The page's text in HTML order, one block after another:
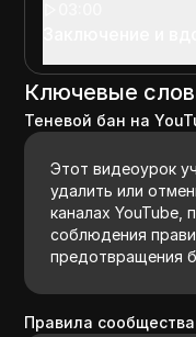
Ключевые
Теневой бан на
Этот видеоурок
удалить или
каналах YouTube,
соблюдения
предотвращения
Правила